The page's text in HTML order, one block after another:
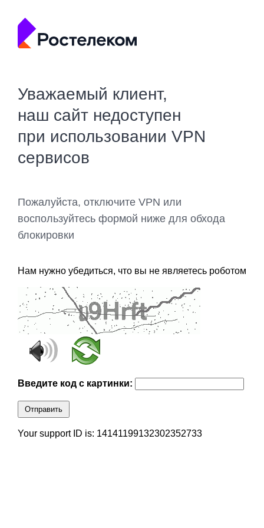
Уважаемый клиент,
наш сайт недоступен
при использовании VPN
сервисов
Пожалуйста, отключите VPN или
воспользуйтесь формой ниже для обхода
блокировки
Нам нужно убедиться, что вы не являетесь роботом
Введите код с картинки:
Отправить
Your support ID is: 14141199132302352733